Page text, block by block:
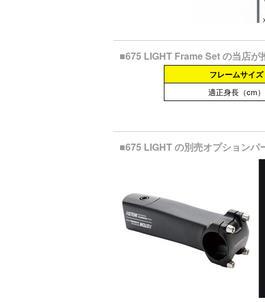
■675 LIGHT Frame Set の当店
フレームサイズ
適正身長（cm）
■675 LIGHT の別売オプションパ